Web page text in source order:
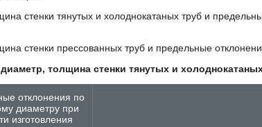
стенки тянутых и холоднокатаных труб и
стенки прессованных труб и предельные
толщина стенки тянутых и
отклонения по
диаметру при
изготовления